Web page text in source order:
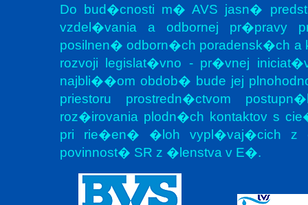
Do bud�cnosti m� AVS jasn�
vzdel�vania a odbornej pr�pravy
posilnen� odborn�ch poradensk�ch
rozvoji legislat�vno - pr�vnej
najbli��om obdob� bude jej
priestoru prostredn�ctvom
roz�irovania plodn�ch kontaktov s
pri rie�en� �loh vypl�vaj�cich z
povinnost� SR z �lenstva v E�.